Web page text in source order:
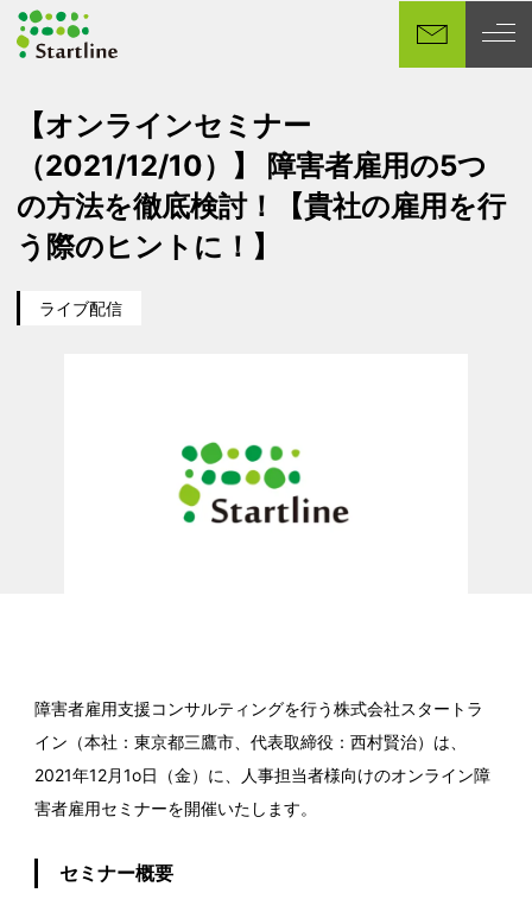
イ
【オンラインセミナー
（2021/12/10）】 障害者雇用の5つ
の方法を徹底検討！【貴社の雇用を行
う際のヒントに！】
カテゴリー
ライブ配信
障害者雇用支援コンサルティングを行う株式会社スタートラ
イン（本社：東京都三鷹市、代表取締役：西村賢治）は、
2021年12月1o日（金）に、人事担当者様向けのオンライン障
害者雇用セミナーを開催いたします。
セミナー概要